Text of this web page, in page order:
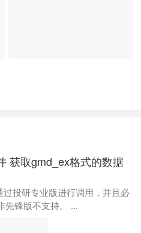
获取gmd_ex格式的数据
投研专业版进行调用，并且必
先锋版不支持。 ...